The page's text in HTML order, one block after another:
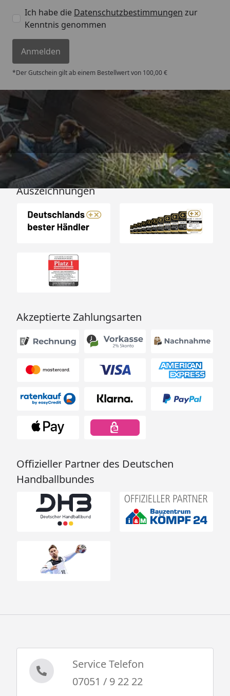
Ich habe die Datenschutzbestimmungen zur
Kenntnis genommen
Anmelden
*Der Gutschein gilt ab einem Bestellwert von 100,00 €
Versand
Auszeichnungen
Akzeptierte Zahlungsarten
Offizieller Partner des Deutschen
Handballbundes
Service Telefon
07051 / 9 22 22